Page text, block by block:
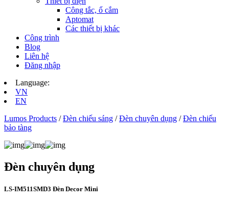
Công tắc, ổ cắm
Aptomat
Các thiết bị khác
Công trình
Blog
Liên hệ
Đăng nhập
Language:
VN
EN
Lumos Products /Đèn chiếu sáng /Đèn chuyên dụng /Đèn chiếu
bảo tàng
Đèn chuyên dụng
LS-IM511SMD3 Đèn Decor Mini